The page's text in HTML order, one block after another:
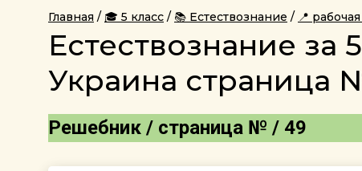
Главная 🎓 5 класс 📚 Естествознание 📍
Естествознание за
Украина страница
Решебник / страница № / 49